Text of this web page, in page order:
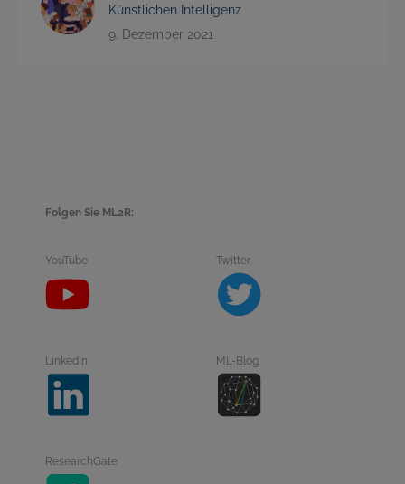
Künstlichen Intelligenz
9. Dezember 2021
Folgen Sie ML2R:
YouTube Twitter
LinkedIn ML-Blog
ResearchGate